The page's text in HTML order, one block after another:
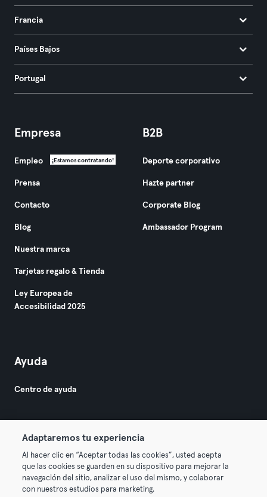
Francia
Países Bajos
Portugal
Empresa
Empleo ¡Estamos contratando!
Prensa
Contacto
Blog
Nuestra marca
Tarjetas regalo & Tienda
Ley Europea de
Accesibilidad 2025
B2B
Deporte corporativo
Hazte partner
Corporate Blog
Ambassador Program
Ayuda
Centro de ayuda
© 2026 Urban Sports Group GmbH. All rights reserved.
Términos y condiciones Privacidad
Adaptaremos tu experiencia
Al hacer clic en “Aceptar todas las cookies”, usted acepta
que las cookies se guarden en su dispositivo para mejorar la
navegación del sitio, analizar el uso del mismo, y colaborar
con nuestros estudios para marketing.